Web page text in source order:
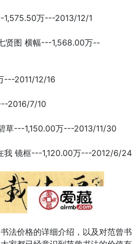
万---2013/12/1
贤图 横幅---1,568.00万--
---2011/12/16
2016/7/10
草---1,150.00万---2013/11/30
我 镜框---1,120.00万---2012/6/24
法价格的详细介绍，以及对范曾书